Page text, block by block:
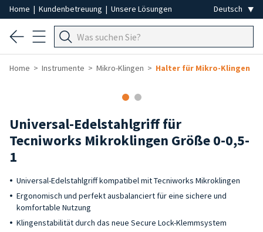
Home | Kundenbetreuung | Unsere Lösungen
Home Instrumente Mikro-Klingen Halter für Mikro-Klingen
Universal-Edelstahlgriff für
Tecniworks Mikroklingen Größe 0-0,5-
1
Universal-Edelstahlgriff kompatibel mit Tecniworks Mikroklingen
Ergonomisch und perfekt ausbalanciert für eine sichere und
komfortable Nutzung
Klingenstabilität durch das neue Secure Lock-Klemmsystem